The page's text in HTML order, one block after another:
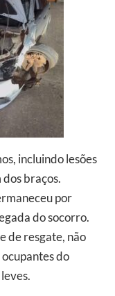
incluindo lesões
dos braços.
por
do socorro.
de resgate, não
do